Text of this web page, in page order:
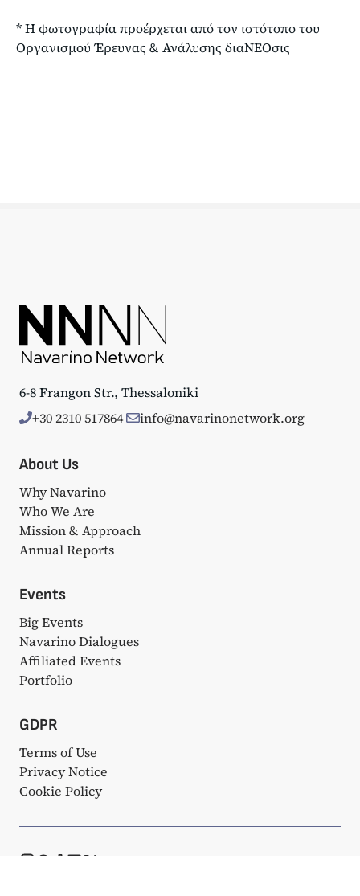
* Η φωτογραφία προέρχεται από τον ιστότοπο του
Οργανισμού Έρευνας & Ανάλυσης διαΝΕΟσις
6-8 Frangon Str., Thessaloniki
+30 2310 517864
info@navarinonetwork.org
About Us
Why Navarino
Who We Are
Mission & Approach
Annual Reports
Events
Big Events
Navarino Dialogues
Affiliated Events
Portfolio
GDPR
Terms of Use
Privacy Notice
Cookie Policy